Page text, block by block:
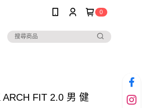
0
ARCH FIT 2.0 男 健